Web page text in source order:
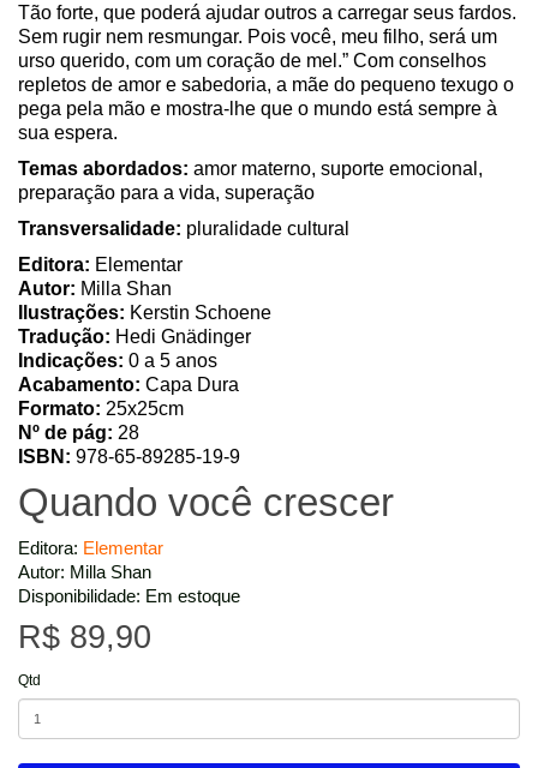
Tão forte, que poderá ajudar outros a carregar seus fardos.
Sem rugir nem resmungar. Pois você, meu filho, será um
urso querido, com um coração de mel.” Com conselhos
repletos de amor e sabedoria, a mãe do pequeno texugo o
pega pela mão e mostra-lhe que o mundo está sempre à
sua espera.
Temas abordados: amor materno, suporte emocional,
preparação para a vida, superação
Transversalidade: pluralidade cultural
Editora: Elementar
Autor: Milla Shan
Ilustrações: Kerstin Schoene
Tradução: Hedi Gnädinger
Indicações: 0 a 5 anos
Acabamento: Capa Dura
Formato: 25x25cm
Nº de pág: 28
ISBN: 978-65-89285-19-9
Quando você crescer
Editora: Elementar
Autor: Milla Shan
Disponibilidade: Em estoque
R$ 89,90
Qtd